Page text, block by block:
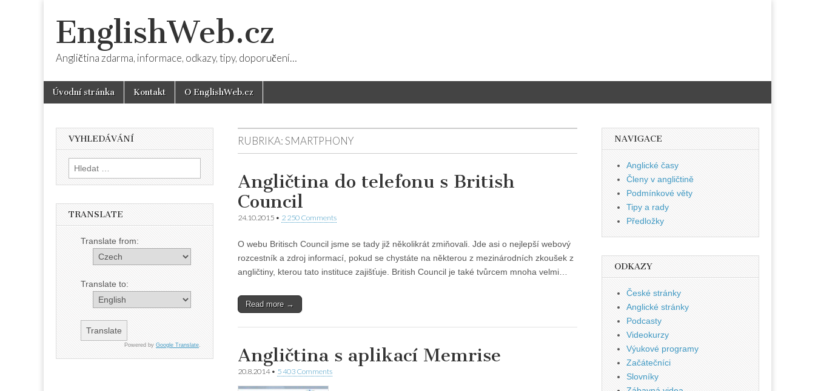
EnglishWeb.cz
Angličtina zdarma, informace, odkazy, tipy, doporučení…
Main
menu
Skip
Úvodní stránka Kontakt O EnglishWeb.cz
RUBRIKA:SMARTPHONY
Angličtina do telefonu s British
Council
24.10.2015 • 2 250 Comments
O webu Britisch Council jsme se tady již několikrát zmiňovali. Jde asi o nejlepší webový
rozcestník a zdroj informací, pokud se chystáte na některou z mezinárodních zkoušek z
angličtiny, kterou tato instituce zajišťuje. British Council je také tvůrcem mnoha velmi…
Read more →
Angličtina s aplikací Memrise
20.8.2014• 5 403 Comments
VYHLEDÁVÁNÍ
Vyhledávání
TRANSLATE
Translate from:
Translate to:
Powered by Google Translate.
NAVIGACE
Anglické časy
Členy v angličtině
Podmínkové věty
Tipy a rady
Předložky
ODKAZY
České stránky
Anglické stránky
Podcasty
Videokurzy
Výukové programy
Začátečníci
Slovníky